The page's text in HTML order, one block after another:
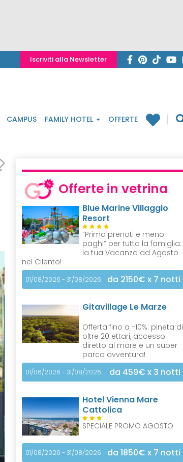
Iscriviti alla Newsletter
CAMPUS FAMILY HOTEL OFFERTE
Offerte in vetrina
Blue Marine Villaggio
Resort
“Prima prenoti e meno
paghi” per tutta la famiglia:
la tua Vacanza ad Agosto
nel Cilento!
01/08/2026 - 31/08/2026 da 2150€ x 7 notti
Gitavillage Le Marze
Offerta fino a -10%: pineta di
oltre 20 ettari, accesso
diretto al mare e un super
parco avventura!
01/06/2026 - 31/08/2026 da 459€ x 3 notti
Hotel Vienna Mare
Cattolica
S
SPECIALE PROMO AGOSTO
01/08/2026 - 31/08/2026 da 1850€ x 7 notti